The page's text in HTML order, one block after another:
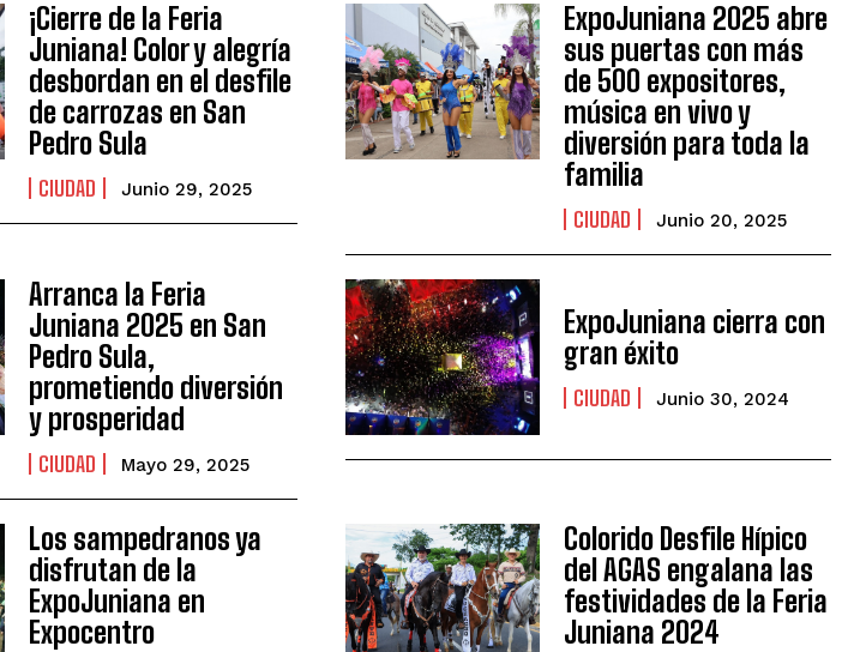
¡Cierre de la Feria
Juniana! Color y alegría
desbordan en el desfile
de carrozas en San
Pedro Sula
CIUDAD Junio 29, 2025
ExpoJuniana 2025 abre
sus puertas con más
de 500 expositores,
música en vivo y
diversión para toda la
familia
CIUDAD Junio 20, 2025
Arranca la Feria
Juniana 2025 en San
Pedro Sula,
prometiendo diversión
y prosperidad
CIUDAD Mayo 29, 2025
ExpoJuniana cierra con
gran éxito
CIUDAD Junio 30, 2024
Los sampedranos ya
disfrutan de la
ExpoJuniana en
Expocentro
Colorido Desfile Hípico
del AGAS engalana las
festividades de la Feria
Juniana 2024